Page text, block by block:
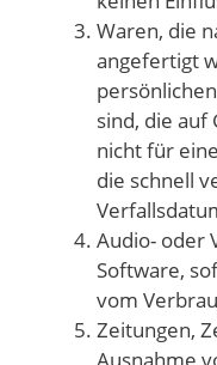
Waren, die
angefertigt
sind, die
nicht für
die schnell
Audio- oder
Software,
vom
Zeitungen,